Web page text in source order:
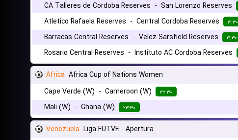
CA Talleres de Cordoba Reserves - San Lorenzo Reserves
Atletico Rafaela Reserves - Central Cordoba Reserves ۲۱:۳۰
Barracas Central Reserves - Velez Sarsfield Reserves ۲۱:۳۰
Rosario Central Reserves - Instituto AC Cordoba Reserves
Africa Africa Cup of Nations Women
Cape Verde (W) - Cameroon (W) ۲۳:۳۰
Mali (W) - Ghana (W) ۲۳:۳۰
Venezuela Liga FUTVE - Apertura